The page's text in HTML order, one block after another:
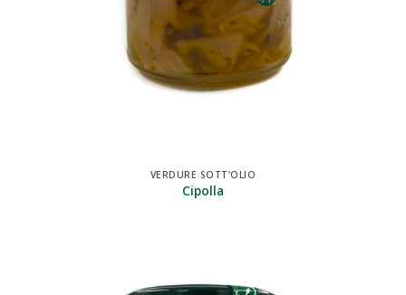
VERDURE SOTT'OLIO
Cipolla